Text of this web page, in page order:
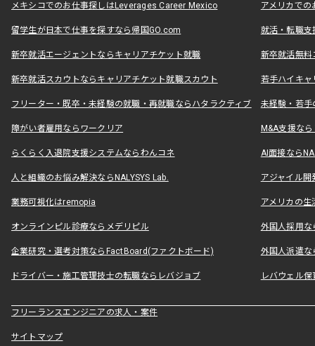
メキシコでのお仕事探しはLeverages Career Mexico アメリカで
留学生が日本で仕事を探すなら帰国GO.com 就活・転職
新卒就活エージェントならキャリアチケット就職 新卒就活無料
新卒就活スカウトならキャリアチケット就職スカウト 若手ハイキ
フリーター・既卒・未経験の就職・再就職ならハタラクティブ 未経験・若手
障がい者雇用ならワークリア M&A支援な
らくらく入退院支援システムならわんコネ AI面接なら
人と組織のお悩み解決ならNALYSYS Lab. アジャイル
業務可視化はremopia アメリカの
オンラインピル診療ならメデリピル 外国人採用
企業研究・選考対策ならFactBoard(ファクトボード) 外国人派遣な
ドライバー・施工管理技士の転職ならレバジョブ レバウェル
フリーランスエンジニアの求人・案件
サイトマップ